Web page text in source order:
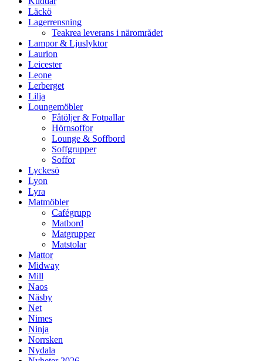
Läckö
Lagerrensning
Teakrea leverans i närområdet
Lampor & Ljuslyktor
Laurion
Leicester
Leone
Lerberget
Lilja
Loungemöbler
Fåtöljer & Fotpallar
Hörnsoffor
Lounge & Soffbord
Soffgrupper
Soffor
Lyckesö
Lyon
Lyra
Matmöbler
Cafégrupp
Matbord
Matgrupper
Matstolar
Mattor
Midway
Mill
Naos
Näsby
Net
Nimes
Ninja
Norrsken
Nydala